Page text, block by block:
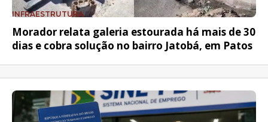
INFRAESTRUTURA
Morador relata galeria estourada há mais de 30
dias e cobra solução no bairro Jatobá, em Patos